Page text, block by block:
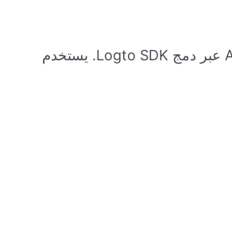
في هذا الدليل، سنوضح لك كيفية بناء تدفق مصادقة المستخدم باستخدام Angular عبر دمج Logto SDK. يستخدم